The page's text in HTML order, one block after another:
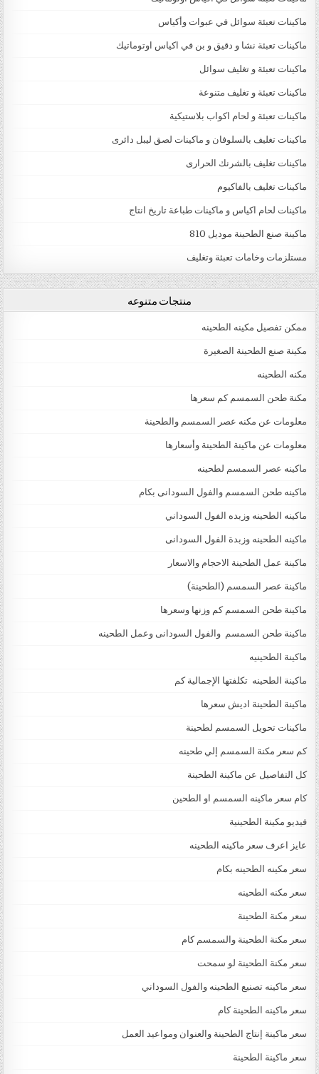
ماكينات تعبئة سوائل في عبوات وأكياس
ماكينات تعبئة نشا و دقيق و بن في اكياس اوتوماتيك
ماكينات تعبئة و تغليف سوائل
ماكينات تعبئة و تغليف متنوعة
ماكينات تعبئة و لحام اكواب بلاستيكية
ماكينات تغليف بالسلوفان و ماكينات لصق ليبل دائرى
ماكينات تغليف بالشرنك الحرارى
ماكينات تغليف بالفاكيوم
ماكينات لحام اكياس و ماكينات طباعة تاريخ انتاج
ماكينة صنع الطحينة موديل 810
مستلزمات وخامات تعبئة وتغليف
منتجات متنوعه
ممكن تفصيل مكينه الطحينه
مكينة صنع الطحينة الصغيرة
مكنه الطحينه
مكنة طحن السمسم كم سعرها
معلومات عن مكنه عصر السمسم والطحينة
معلومات عن ماكينة الطحينة وأسعارها
ماكينه عصر السمسم لطحينه
ماكينه طحن السمسم والفول السودانى بكام
ماكينه الطحينه وزبده الفول السوداني
ماكينه الطحينه وزبدة الفول السودانى
ماكينة عمل الطحينة الاحجام والاسعار
ماكينة عصر السمسم (الطحينة)
ماكينة طحن السمسم كم وزنها وسعرها
ماكينة طحن السمسم والفول السودانى وعمل الطحينه
ماكينة الطحينيه
ماكينة الطحينه تكلفتها الإجمالية كم
ماكينة الطحينة اديش سعرها
ماكينات تحويل السمسم لطحينة
كم سعر مكنة السمسم إلي طحينه
كل التفاصيل عن ماكينة الطحينة
كام سعر ماكينه السمسم او الطحين
فيديو مكينة الطحينية
عايز اعرف سعر ماكينه الطحينه
سعر مكينه الطحينه بكام
سعر مكنه الطحينه
سعر مكنة الطحينة
سعر مكنة الطحينة والسمسم كام
سعر مكنة الطحينة لو سمحت
سعر ماكينه تصنيع الطحينه والفول السوداني
سعر ماكينه الطحينة كام
سعر ماكينة إنتاج الطحينة والعنوان ومواعيد العمل
سعر ماكينة الطحينة